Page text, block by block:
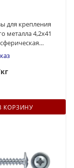
для крепления
металла 4,2x41
острый
КОРЗИНУ